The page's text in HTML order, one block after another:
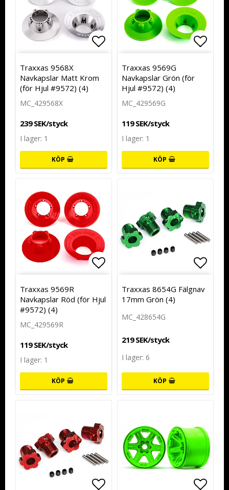
Lägg till i favoritlistan
Traxxas 9568X
Navkapslar Matt Krom
(för Hjul #9572) (4)
MC_429568X
239 SEK/styck
I lager: 1
KÖP
Traxxas 9569G
Navkapslar Grön (för
Hjul #9572) (4)
MC_429569G
119 SEK/styck
I lager: 1
KÖP
Lägg till i favoritlistan
Traxxas 9569R
Navkapslar Röd (för Hjul
#9572) (4)
MC_429569R
119 SEK/styck
I lager: 1
KÖP
Traxxas 8654G Fälgnav
17mm Grön (4)
MC_428654G
219 SEK/styck
I lager: 6
KÖP